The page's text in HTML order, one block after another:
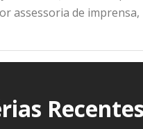
assessoria de imprensa,
Recentes